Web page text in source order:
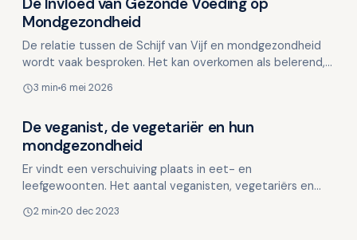
Voeding en mondgezondheid
Mondgezondheid
De relatie tussen de Schijf van Vijf en mondgezondheid
wordt vaak besproken. Het kan overkomen als belerend,
3 min 6 mei 2026
Voeding en mondgezondheid
De veganist, de vegetariër en hun
mondgezondheid
Er vindt een verschuiving plaats in eet- en
leefgewoonten. Het aantal veganisten, vegetariërs en
volle…
2 min 20 dec 2023